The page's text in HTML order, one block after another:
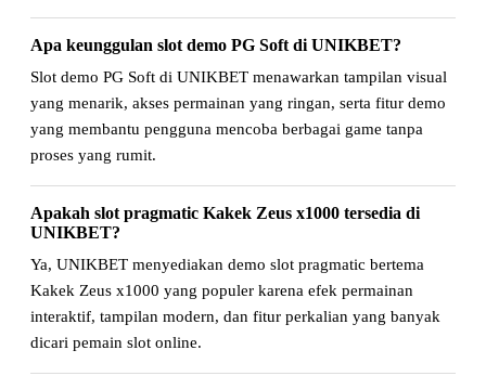
Apa keunggulan slot demo PG Soft di UNIKBET?
Slot demo PG Soft di UNIKBET menawarkan tampilan visual
yang menarik, akses permainan yang ringan, serta fitur demo
yang membantu pengguna mencoba berbagai game tanpa
proses yang rumit.
Apakah slot pragmatic Kakek Zeus x1000 tersedia di
UNIKBET?
Ya, UNIKBET menyediakan demo slot pragmatic bertema
Kakek Zeus x1000 yang populer karena efek permainan
interaktif, tampilan modern, dan fitur perkalian yang banyak
dicari pemain slot online.